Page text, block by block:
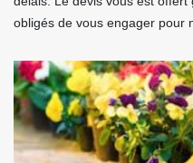
obligés de vous engager pour